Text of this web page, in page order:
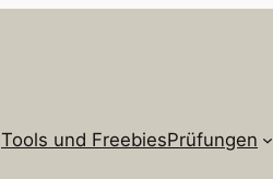
Tools und FreebiesPrüfungen